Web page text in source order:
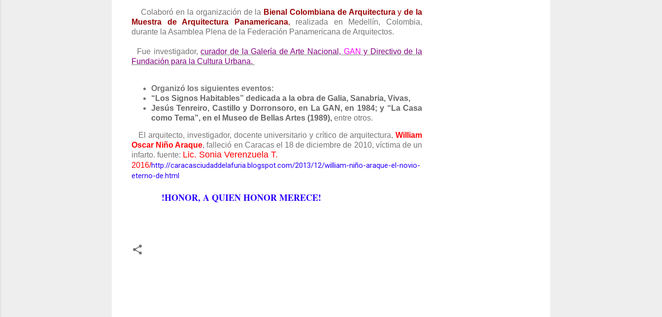
Colaboró en la organización de la Bienal Colombiana de Arquitecturayde la
Muestra de Arquitectura Panamericana, realizada en Medellín, Colombia,
durante la Asamblea Plena de la Federación Panamericana de Arquitectos.
Fue investigador,curador de la Galería de Arte Nacional, GAN y Directivo de la
Fundación para la Cultura Urbana.
Organizó los siguientes eventos:
“Los Signos Habitables” dedicada a la obra de Galia, Sanabria, Vivas,
Jesús Tenreiro, Castillo y Dorronsoro, en La GAN, en 1984; y “La Casa
como Tema”, en el Museo de Bellas Artes (1989), entre otros.
El arquitecto, investigador, docente universitario y crítico de arquitectura, William
Oscar Niño Araque,falleció en Caracas el 18 de diciembre de 2010, víctima de un
infarto. fuente: Lic. Sonia Verenzuela T.
2016/http://caracasciudaddelafuria.blogspot.com/2013/12/william-niño-araque-el-novio-
eterno-de.html
!HONOR, A QUIEN HONOR MERECE!